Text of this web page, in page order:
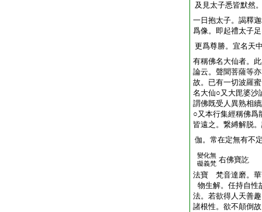
及見太子悉皆默然
一日抱太子。謁釋
爲像。即起禮太子
更爲尊勝。宜名天
有稱佛名大仙者。
論云。聲聞菩薩等
故。已有一切波羅
名大仙○又大毘婆沙
謂佛既受人異熟相
○又本行集經稱佛爲
皆遠之。繋縛解脱
伽。常在定無有不
變化無
礙義梵 右佛寶訖
法寶 梵音達磨。華
物生解。任持自性
法。若欲得人天善
諸根性。欲不顛倒